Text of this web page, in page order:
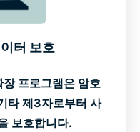
터 보호
프로그램은 암호
타 제3자로부터 사
보호합니다.